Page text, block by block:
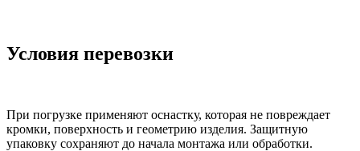
Условия перевозки
При погрузке применяют оснастку, которая не повреждает
кромки, поверхность и геометрию изделия. Защитную
упаковку сохраняют до начала монтажа или обработки.